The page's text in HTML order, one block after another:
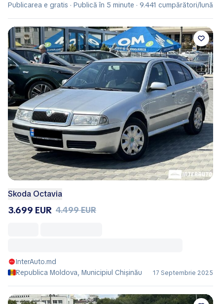
Publicarea e gratis · Publică în 5 minute · 9.441 cumpărători/lună
Skoda Octavia
3.699 EUR 4.499 EUR
InterAuto.md
Republica Moldova, Municipiul Chișinău
17 Septembrie 2025